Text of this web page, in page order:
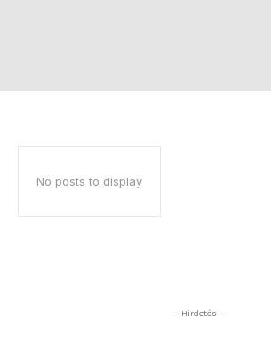
No posts to display
- Hirdetés -